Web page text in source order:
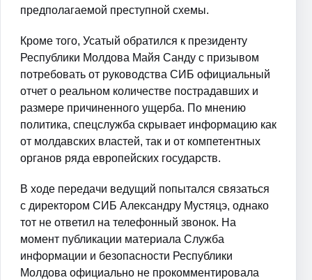
предполагаемой преступной схемы.
Кроме того, Усатый обратился к президенту
Республики Молдова Майя Санду с призывом
потребовать от руководства СИБ официальный
отчет о реальном количестве пострадавших и
размере причиненного ущерба. По мнению
политика, спецслужба скрывает информацию как
от молдавских властей, так и от компетентных
органов ряда европейских государств.
В ходе передачи ведущий попытался связаться
с директором СИБ Александру Мустяцэ, однако
тот не ответил на телефонный звонок. На
момент публикации материала Служба
информации и безопасности Республики
Молдова официально не прокомментировала